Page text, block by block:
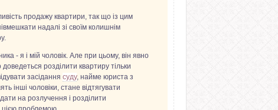
продажу квартири, так що із цим
надалі зі своїм колишнім
- я і мій чоловік. Але при цьому, він явно
розділити квартиру тільки
засідання суду, найме юриста з
інші чоловіки, стане відтягувати
на розлучення і розділити